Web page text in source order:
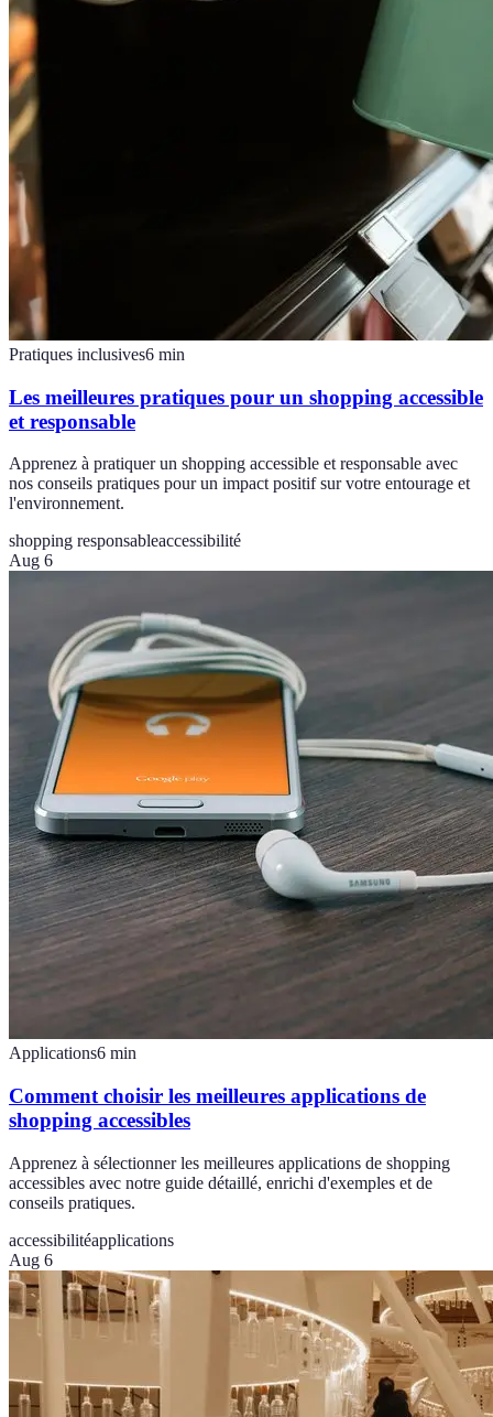
Pratiques inclusives6 min
Les meilleures pratiques pour un shopping accessible
et responsable
Apprenez à pratiquer un shopping accessible et responsable avec
nos conseils pratiques pour un impact positif sur votre entourage et
l'environnement.
shopping responsableaccessibilité
Aug 6
Applications6 min
Comment choisir les meilleures applications de
shopping accessibles
Apprenez à sélectionner les meilleures applications de shopping
accessibles avec notre guide détaillé, enrichi d'exemples et de
conseils pratiques.
accessibilitéapplications
Aug 6